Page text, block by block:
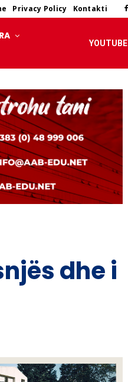
Privacy Policy Kontakti
YOUTUBE
dhe i